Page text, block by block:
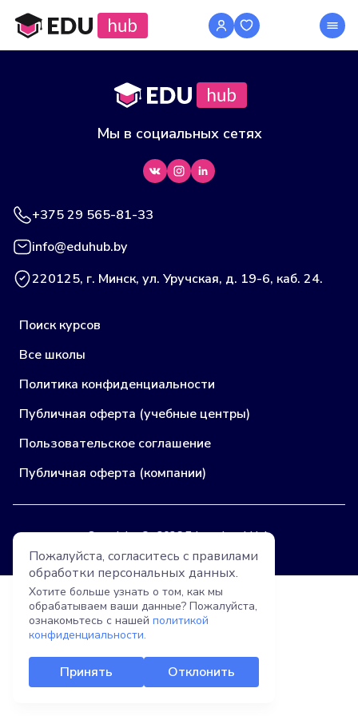
Мы в социальных сетях
Поиск курсов
Все школы
Политика конфиденциальности
Публичная оферта (учебные центры)
Пользовательское соглашение
Публичная оферта (компании)
+375 29 565-81-33
info@eduhub.by
220125, г. Минск, ул. Уручская, д. 19-6, каб. 24.
Copyright © 2026 Educational Hub
Пожалуйста, согласитесь с правилами
обработки персональных данных.
Хотите больше узнать о том, как мы
обрабатываем ваши данные? Пожалуйста,
ознакомьтесь с нашей политикой
конфиденциальности.
Принять Отклонить